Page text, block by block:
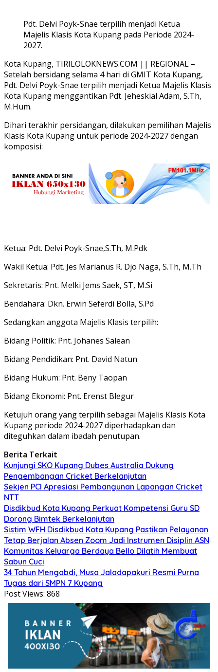
Pdt. Delvi Poyk-Snae terpilih menjadi Ketua
Majelis Klasis Kota Kupang pada Periode 2024-
2027.
Kota Kupang, TIRILOLOKNEWS.COM || REGIONAL –
Setelah bersidang selama 4 hari di GMIT Kota Kupang,
Pdt. Delvi Poyk-Snae terpilih menjadi Ketua Majelis Klasis
Kota Kupang menggantikan Pdt. Jeheskial Adam, S.Th,
M.Hum.
Dihari terakhir persidangan, dilakukan pemilihan Majelis
Klasis Kota Kupang untuk periode 2024-2027 dengan
komposisi:
Ketua: Pdt. Delvi Poyk-Snae,S.Th, M.Pdk
Wakil Ketua: Pdt. Jes Marianus R. Djo Naga, S.Th, M.Th
Sekretaris: Pnt. Melki Jems Saek, ST, M.Si
Bendahara: Dkn. Erwin Seferdi Bolla, S.Pd
Sedangkan anggota Majelis Klasis terpilih:
Bidang Politik: Pnt. Johanes Salean
Bidang Pendidikan: Pnt. David Natun
Bidang Hukum: Pnt. Beny Taopan
Bidang Ekonomi: Pnt. Erenst Blegur
Ketujuh orang yang terpilih sebagai Majelis Klasis Kota
Kupang periode 2024-2027 diperhadapkan dan
diteguhkan dalam ibadah penutupan.
Berita Terkait
Kunjungi SKO Kupang Dubes Australia Dukung
Pengembangan Cricket Berkelanjutan
Sekjen PCI Apresiasi Pembangunan Lapangan Cricket
NTT
Disdikbud Kota Kupang Perkuat Kompetensi Guru SD
Dorong Bimtek Berkelanjutan
Sistim WFH Disdikbud Kota Kupang Pastikan Pelayanan
Tetap Berjalan Absen Zoom Jadi Instrumen Disiplin ASN
Komunitas Keluarga Berdaya Bello Dilatih Membuat
Sabun Cuci
34 Tahun Mengabdi, Musa Jaladapakuri Resmi Purna
Tugas dari SMPN 7 Kupang
Post Views: 868